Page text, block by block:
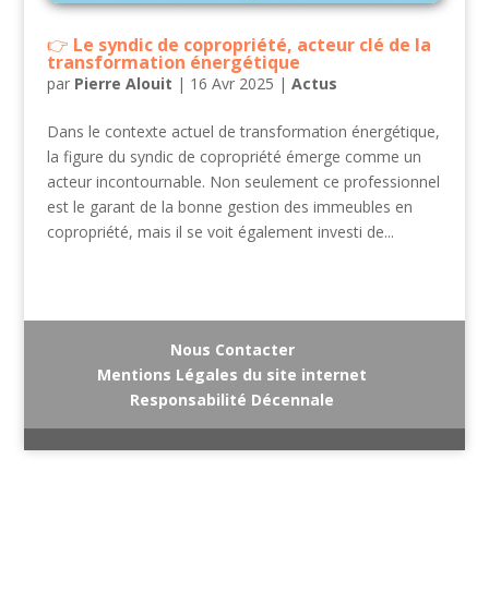
Le syndic de copropriété, acteur clé de la
transformation énergétique
par Pierre Alouit | 16 Avr 2025 | Actus
Dans le contexte actuel de transformation énergétique,
la figure du syndic de copropriété émerge comme un
acteur incontournable. Non seulement ce professionnel
est le garant de la bonne gestion des immeubles en
copropriété, mais il se voit également investi de...
Nous Contacter
Mentions Légales du site internet
Responsabilité Décennale